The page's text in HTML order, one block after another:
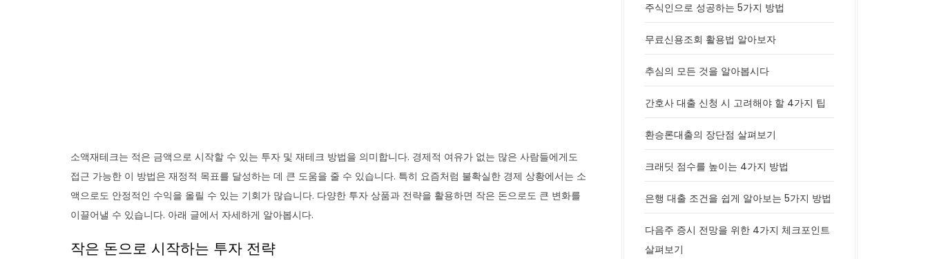
소액재테크는 적은 금액으로 시작할 수 있는 투자 및 재테크 방법을 의미합니다. 경제적 여유가 없는 많은 사람들에게도
접근 가능한 이 방법은 재정적 목표를 달성하는 데 큰 도움을 줄 수 있습니다. 특히 요즘처럼 불확실한 경제 상황에서는 소
액으로도 안정적인 수익을 올릴 수 있는 기회가 많습니다. 다양한 투자 상품과 전략을 활용하면 작은 돈으로도 큰 변화를
이끌어낼 수 있습니다. 아래 글에서 자세하게 알아봅시다.
작은 돈으로 시작하는 투자 전략
주식인으로 성공하는 5가지 방법
무료신용조회 활용법 알아보자
추심의 모든 것을 알아봅시다
간호사 대출 신청 시 고려해야 할 4가지 팁
환승론대출의 장단점 살펴보기
크래딧 점수를 높이는 4가지 방법
은행 대출 조건을 쉽게 알아보는 5가지 방법
다음주 증시 전망을 위한 4가지 체크포인트
살펴보기